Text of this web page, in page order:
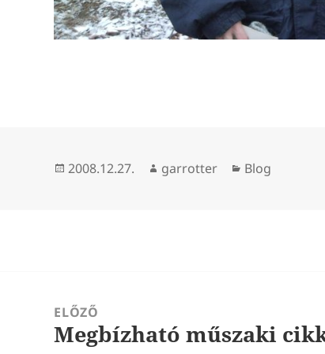
Közzétéve
2008.12.27. Szerző
garrotter Kategória
Blog
navigációELŐZŐ
Korábbi
Megbízható műszaki